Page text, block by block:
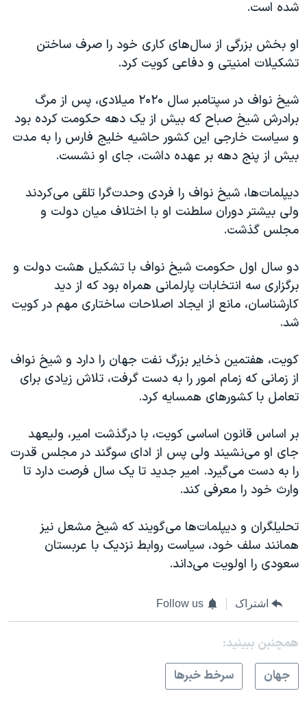
شده است.
او بخش بزرگی از سال‌های کاری خود را صرف ساختن
تشکیلات امنیتی و دفاعی کویت کرد.
شیخ نواف در سپتامبر سال ۲۰۲۰ میلادی، پس از مرگ
برادرش شیخ صباح که بیش از یک دهه حکومت کرده بود
و سیاست خارجی این کشور حاشیه خلیج فارس را به مدت
بیش از پنج دهه بر عهده داشت، جای او نشست.
دیپلمات‌ها، شیخ نواف را فردی وحدت‌گرا تلقی می‌کردند
ولی بیشتر دوران سلطنت او با اختلاف میان دولت و
مجلس گذشت.
دو سال اول حکومت شیخ نواف با تشکیل هشت دولت و
برگزاری سه انتخابات پارلمانی همراه بود که از دید
کارشناسان، مانع از ایجاد اصلاحات ساختاری مهم در کویت
شد.
کویت، هفتمین ذخایر بزرگ نفت جهان را دار‌د و شیخ نواف
از زمانی که زمام امور را به دست گرفت، تلاش زیادی برای
تعامل با کشورهای همسایه کرد.
بر اساس قانون اساسی کویت، با درگذشت امیر، ولیعهد
جای او می‌نشیند ولی پس از ادای سوگند در مجلس قدرت
را به دست می‌گیرد. امیر جدید تا یک سال فرصت دارد تا
وارث خود را معرفی کند.
تحلیلگران و دیپلمات‌ها می‌گویند که شیخ مشعل نیز
همانند سلف خود، سیاست روابط نزدیک با عربستان
سعودی را اولویت می‌داند.
اشتراک Follow us
همچنبن ببینید:
جهان
سرخط خبرها